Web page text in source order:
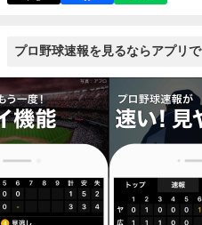
プロ野球速報を見るならアプリで